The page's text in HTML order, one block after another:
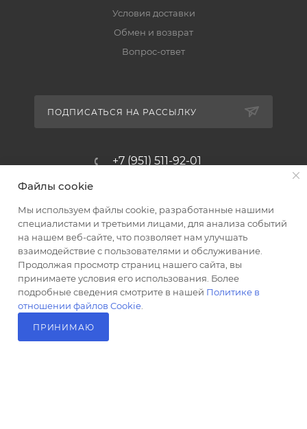
Условия доставки
Обмен и возврат
Вопрос-ответ
ПОДПИСАТЬСЯ НА РАССЫЛКУ
+7 (951) 511-92-01
Магазин-склад ТЦ "Альтус"
Ростовская обл, Аксайский р-н,
пос. Янтарный, Малое Зеленое
Кольцо, 3, ТЦ "Альтус" 1 этаж
Показать на карте
Файлы cookie
Мы используем файлы cookie, разработанные нашими
специалистами и третьими лицами, для анализа событий
на нашем веб-сайте, что позволяет нам улучшать
взаимодействие с пользователями и обслуживание.
Продолжая просмотр страниц нашего сайта, вы
принимаете условия его использования. Более
подробные сведения смотрите в нашей Политике в
отношении файлов Cookie
ПРИНИМАЮ